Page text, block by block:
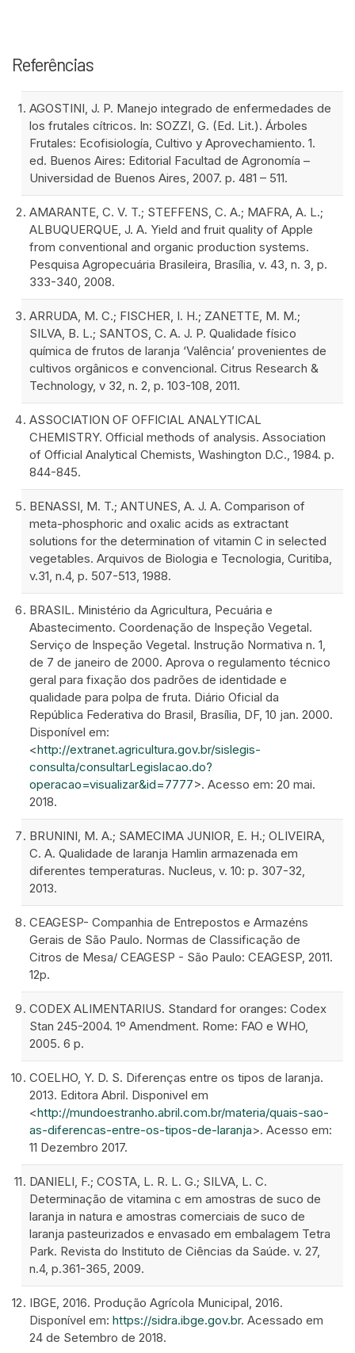
Referências
AGOSTINI, J. P. Manejo integrado de enfermedades de
los frutales cítricos. In: SOZZI, G. (Ed. Lit.). Árboles
Frutales: Ecofisiología, Cultivo y Aprovechamiento. 1.
ed. Buenos Aires: Editorial Facultad de Agronomía –
Universidad de Buenos Aires, 2007. p. 481 – 511.
AMARANTE, C. V. T.; STEFFENS, C. A.; MAFRA, A. L.;
ALBUQUERQUE, J. A. Yield and fruit quality of Apple
from conventional and organic production systems.
Pesquisa Agropecuária Brasileira, Brasília, v. 43, n. 3, p.
333-340, 2008.
ARRUDA, M. C.; FISCHER, I. H.; ZANETTE, M. M.;
SILVA, B. L.; SANTOS, C. A. J. P. Qualidade físico
química de frutos de laranja ‘Valência’ provenientes de
cultivos orgânicos e convencional. Citrus Research &
Technology, v 32, n. 2, p. 103-108, 2011.
ASSOCIATION OF OFFICIAL ANALYTICAL
CHEMISTRY. Official methods of analysis. Association
of Official Analytical Chemists, Washington D.C., 1984. p.
844-845.
BENASSI, M. T.; ANTUNES, A. J. A. Comparison of
meta-phosphoric and oxalic acids as extractant
solutions for the determination of vitamin C in selected
vegetables. Arquivos de Biologia e Tecnologia, Curitiba,
v.31, n.4, p. 507-513, 1988.
BRASIL. Ministério da Agricultura, Pecuária e
Abastecimento. Coordenação de Inspeção Vegetal.
Serviço de Inspeção Vegetal. Instrução Normativa n. 1,
de 7 de janeiro de 2000. Aprova o regulamento técnico
geral para fixação dos padrões de identidade e
qualidade para polpa de fruta. Diário Oficial da
República Federativa do Brasil, Brasília, DF, 10 jan. 2000.
Disponível em:
<http://extranet.agricultura.gov.br/sislegis-
consulta/consultarLegislacao.do?
operacao=visualizar&id=7777>. Acesso em: 20 mai.
2018.
BRUNINI, M. A.; SAMECIMA JUNIOR, E. H.; OLIVEIRA,
C. A. Qualidade de laranja Hamlin armazenada em
diferentes temperaturas. Nucleus, v. 10: p. 307-32,
2013.
CEAGESP- Companhia de Entrepostos e Armazéns
Gerais de São Paulo. Normas de Classificação de
Citros de Mesa/ CEAGESP - São Paulo: CEAGESP, 2011.
12p.
CODEX ALIMENTARIUS. Standard for oranges: Codex
Stan 245-2004. 1º Amendment. Rome: FAO e WHO,
2005. 6 p.
COELHO, Y. D. S. Diferenças entre os tipos de laranja.
2013. Editora Abril. Disponivel em
<http://mundoestranho.abril.com.br/materia/quais-sao-
as-diferencas-entre-os-tipos-de-laranja>. Acesso em:
11 Dezembro 2017.
DANIELI, F.; COSTA, L. R. L. G.; SILVA, L. C.
Determinação de vitamina c em amostras de suco de
laranja in natura e amostras comerciais de suco de
laranja pasteurizados e envasado em embalagem Tetra
Park. Revista do Instituto de Ciências da Saúde. v. 27,
n.4, p.361-365, 2009.
IBGE, 2016. Produção Agrícola Municipal, 2016.
Disponível em: https://sidra.ibge.gov.br. Acessado em
24 de Setembro de 2018.